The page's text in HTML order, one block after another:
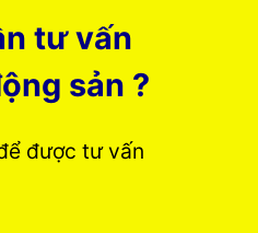
tư vấn
sản ?
được tư vấn